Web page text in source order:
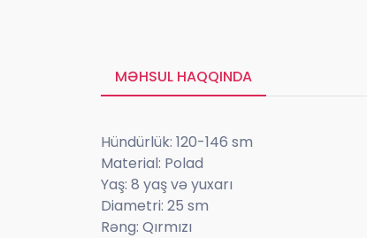
MƏHSUL HAQQINDA
Hündürlük: 120-146 sm
Material: Polad
Yaş: 8 yaş və yuxarı
Diametri: 25 sm
Rəng: Qırmızı